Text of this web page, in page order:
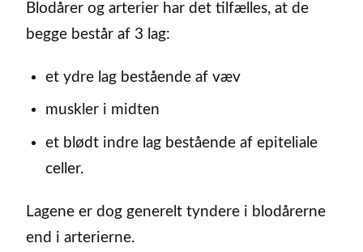
Blodårer og arterier har det tilfælles, at de
begge består af 3 lag:
et ydre lag bestående af væv
muskler i midten
et blødt indre lag bestående af epiteliale
celler.
Lagene er dog generelt tyndere i blodårerne
end i arterierne.